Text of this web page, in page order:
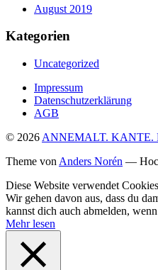
August 2019
Kategorien
Uncategorized
Impressum
Datenschutzerklärung
AGB
© 2026 ANNEMALT. KANTE.
Theme von Anders Norén —
Diese Website verwendet
Wir gehen davon aus, dass du
kannst dich auch abmelden,
Mehr lesen